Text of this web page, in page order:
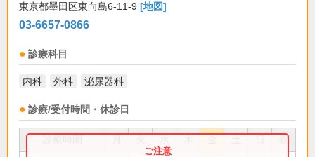
東京都墨田区東向島6-11-9 [地図]
03-6657-0866
診療科目
内科 外科 泌尿器科
診療/受付時間・休診日
祝